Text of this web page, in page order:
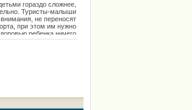
гораздо сложнее,
Туристы-малыши
не переносят
при этом им нужно
ребенка ничего
не угрожала.